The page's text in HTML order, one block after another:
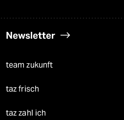
Newsletter
team zukunft
taz frisch
taz zahl ich